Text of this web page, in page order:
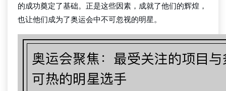
的成功奠定了基础。正是这些因素，成就了他们的辉煌，
也让他们成为了奥运会中不可忽视的明星。